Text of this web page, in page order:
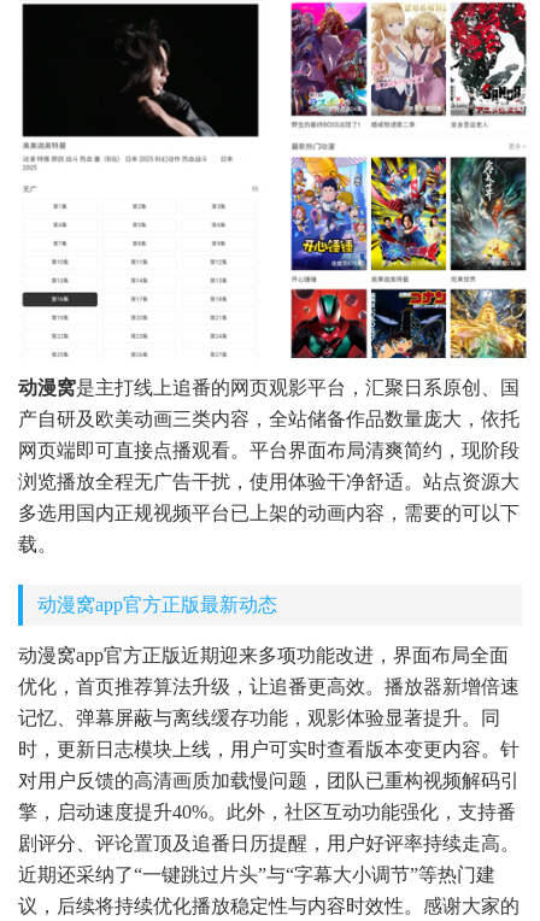
动漫窝是主打线上追番的网页观影平台，汇聚日系原创、国
产自研及欧美动画三类内容，全站储备作品数量庞大，依托
网页端即可直接点播观看。平台界面布局清爽简约，现阶段
浏览播放全程无广告干扰，使用体验干净舒适。站点资源大
多选用国内正规视频平台已上架的动画内容，需要的可以下
载。
动漫窝app官方正版最新动态
动漫窝app官方正版近期迎来多项功能改进，界面布局全面
优化，首页推荐算法升级，让追番更高效。播放器新增倍速
记忆、弹幕屏蔽与离线缓存功能，观影体验显著提升。同
时，更新日志模块上线，用户可实时查看版本变更内容。针
对用户反馈的高清画质加载慢问题，团队已重构视频解码引
擎，启动速度提升40%。此外，社区互动功能强化，支持番
剧评分、评论置顶及追番日历提醒，用户好评率持续走高。
近期还采纳了“一键跳过片头”与“字幕大小调节”等热门建
议，后续将持续优化播放稳定性与内容时效性。感谢大家的